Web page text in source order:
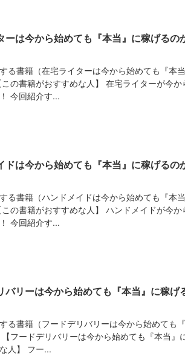
ーは今から始めても『本当』に稼げるの
する書籍（在宅ライターは今から始めても『本
の書籍がおすすめな人】 在宅ライターが今か
今回紹介す...
ドは今から始めても『本当』に稼げるの
する書籍（ハンドメイドは今から始めても『本
の書籍がおすすめな人】 ハンドメイドが今か
今回紹介す...
バリーは今から始めても『本当』に稼げ
する書籍（フードデリバリーは今から始めても
フードデリバリーは今から始めても『本当』
人】 フー...